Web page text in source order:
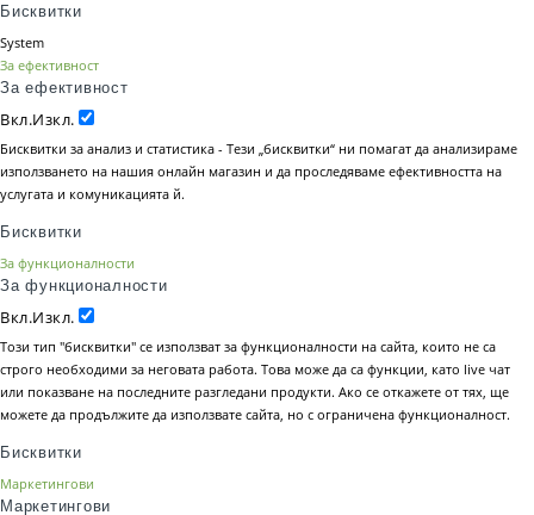
Бисквитки
System
За ефективност
За ефективност
Вкл.Изкл.
Бисквитки за анализ и статистика - Тези „бисквитки“ ни помагат да анализираме
използването на нашия онлайн магазин и да проследяваме ефективността на
услугата и комуникацията й.
Бисквитки
За функционалности
За функционалности
Вкл.Изкл.
Този тип "бисквитки" се използват за функционалности на сайта, които не са
строго необходими за неговата работа. Това може да са функции, като live чат
или показване на последните разгледани продукти. Ако се откажете от тях, ще
можете да продължите да използвате сайта, но с ограничена функционалност.
Бисквитки
Маркетингови
Маркетингови